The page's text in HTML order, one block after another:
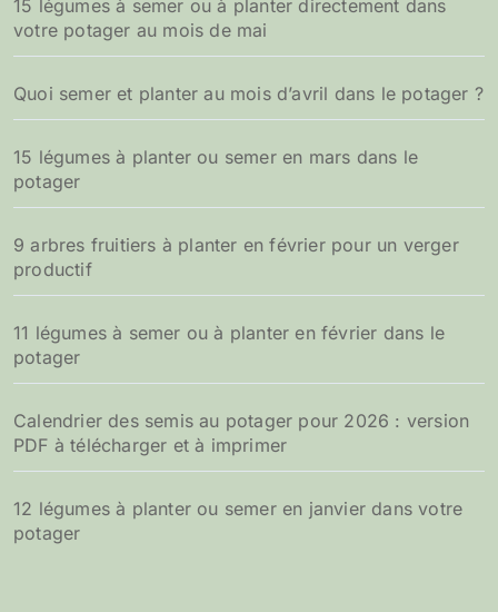
15 légumes à semer ou à planter directement dans
votre potager au mois de mai
Quoi semer et planter au mois d’avril dans le potager ?
15 légumes à planter ou semer en mars dans le
potager
9 arbres fruitiers à planter en février pour un verger
productif
11 légumes à semer ou à planter en février dans le
potager
Calendrier des semis au potager pour 2026 : version
PDF à télécharger et à imprimer
12 légumes à planter ou semer en janvier dans votre
potager